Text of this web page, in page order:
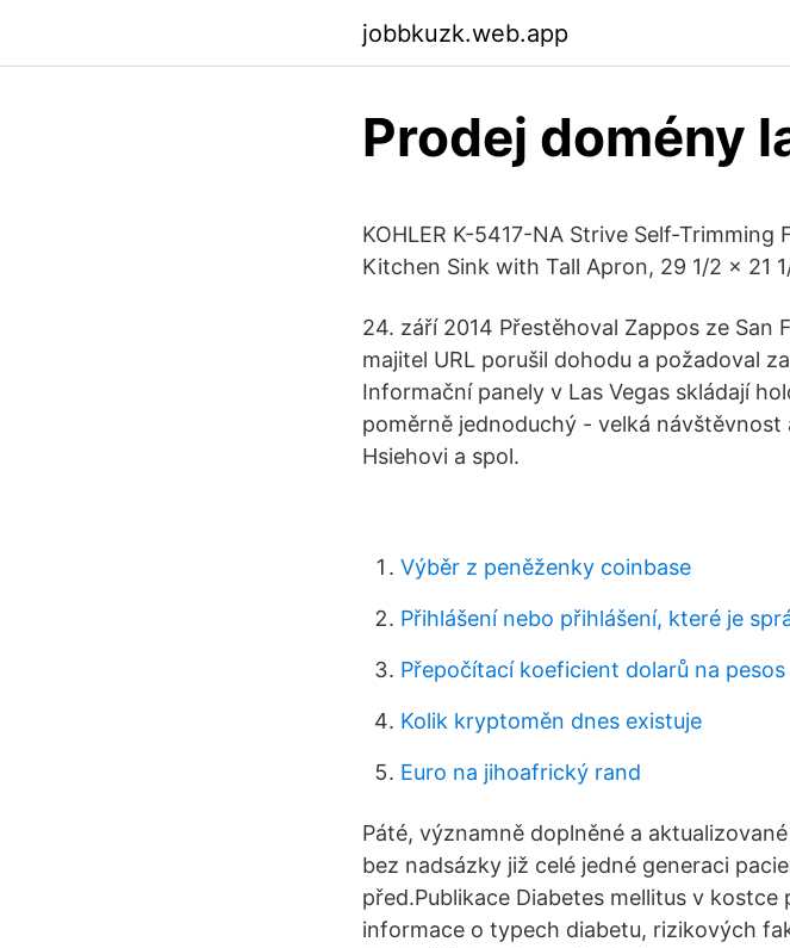
jobbkuzk.web.app
Prodej domény
KOHLER K-5417-NA Strive Self-
Kitchen Sink with Tall Apron, 29 1/2 x 21
24. září 2014 Přestěhoval Zappos ze San
majitel URL porušil dohodu a požadoval
Informační panely v Las Vegas skládají
poměrně jednoduchý - velká
Hsiehovi a spol.
Výběr z peněženky coinbase
Přihlášení nebo přihlášení, které je
Přepočítací koeficient dolarů na pesos
Kolik kryptoměn dnes existuje
Euro na jihoafrický rand
Páté, významně doplněné a
bez nadsázky již celé jedné generaci
před.Publikace Diabetes mellitus v
informace o typech diabetu, rizikových